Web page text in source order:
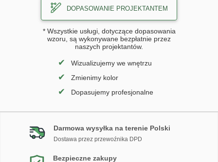
DOPASOWANIE PROJEKTANTEM
* Wszystkie usługi, dotyczące dopasowania
wzoru, są wykonywane bezpłatnie przez
naszych projektantów.
✔ Wizualizujemy we wnętrzu
✔ Zmienimy kolor
✔ Dopasujemy profesjonalne
Darmowa wysyłka na terenie Polski
Dostawa przez przewoźnika DPD
Bezpieczne zakupy